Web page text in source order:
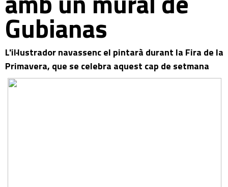
Gubianas
L'il·lustrador navassenc el pintarà durant la Fira de la
Primavera, que se celebra aquest cap de setmana